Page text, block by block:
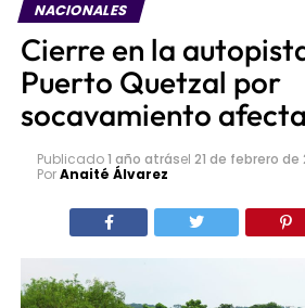
NACIONALES
Cierre en la
Puerto Quetzal por
socavamiento
Publicado1 año atrásel 21 de febrero de
PorAnaité Álvarez